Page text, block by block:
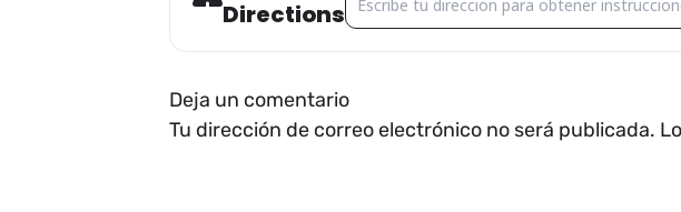
Directions
Deja un comentario
Tu dirección de correo electrónico no será publicada.